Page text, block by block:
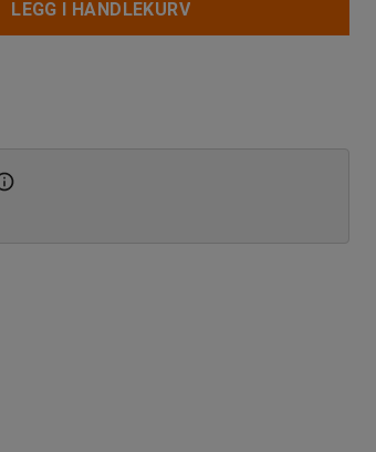
LEGG I HANDLEKURV